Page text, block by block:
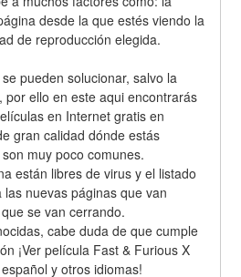
desde la que estés viendo la
de reproducción elegida.
pueden solucionar, salvo la
por ello en este aqui encontrarás
en Internet gratis en
gran calidad dónde estás
muy poco comunes.
están libres de virus y el listado
nuevas páginas que van
se van cerrando.
cabe duda de que cumple
¡Ver película Fast & Furious X
y otros idiomas!